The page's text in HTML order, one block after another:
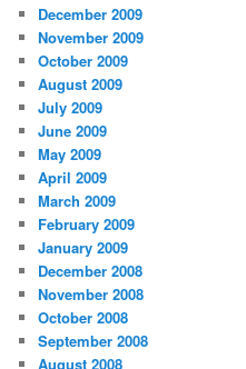
December 2009
November 2009
October 2009
August 2009
July 2009
June 2009
May 2009
April 2009
March 2009
February 2009
January 2009
December 2008
November 2008
October 2008
September 2008
August 2008